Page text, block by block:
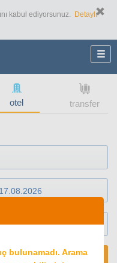
kabul ediyorsunuz.
Detaylı
otel transfer
bulunamadı. Arama